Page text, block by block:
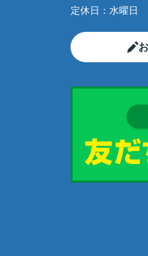
定休日： 水曜日